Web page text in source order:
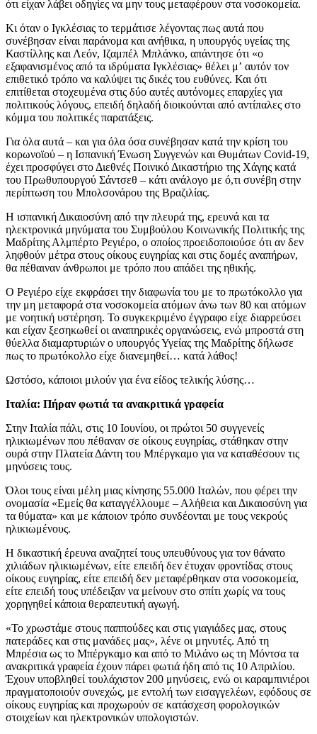
ότι είχαν λάβει οδηγίες να μην τους μεταφέρουν στα νοσοκομεία.
Κι όταν ο Ιγκλέσιας το τερμάτισε λέγοντας πως αυτά που
συνέβησαν είναι παράνομα και ανήθικα, η υπουργός υγείας της
Καστίλλης και Λεόν, Ιζαμπέλ Μπλάνκο, απάντησε ότι «ο
εξαφανισμένος από τα ιδρύματα Ιγκλέσιας» θέλει μ’ αυτόν τον
επιθετικό τρόπο να καλύψει τις δικές του ευθύνες. Και ότι
επιτίθεται στοχευμένα στις δύο αυτές αυτόνομες επαρχίες για
πολιτικούς λόγους, επειδή δηλαδή διοικούνται από αντίπαλες στο
κόμμα του πολιτικές παρατάξεις.
Για όλα αυτά – και για όλα όσα συνέβησαν κατά την κρίση του
κορωνοϊού – η Ισπανική Ένωση Συγγενών και Θυμάτων Covid-19,
έχει προσφύγει στο Διεθνές Ποινικό Δικαστήριο της Χάγης κατά
του Πρωθυπουργού Σάντσεθ – κάτι ανάλογο με ό,τι συνέβη στην
περίπτωση του Μπολσονάρου της Βραζιλίας.
Η ισπανική Δικαιοσύνη από την πλευρά της, ερευνά και τα
ηλεκτρονικά μηνύματα του Συμβούλου Κοινωνικής Πολιτικής της
Μαδρίτης Αλμπέρτο Ρεγιέρο, ο οποίος προειδοποιούσε ότι αν δεν
ληφθούν μέτρα στους οίκους ευγηρίας και στις δομές αναπήρων,
θα πέθαιναν άνθρωποι με τρόπο που απάδει της ηθικής.
Ο Ρεγιέρο είχε εκφράσει την διαφωνία του με το πρωτόκολλο για
την μη μεταφορά στα νοσοκομεία ατόμων άνω των 80 και ατόμων
με νοητική υστέρηση. Το συγκεκριμένο έγγραφο είχε διαρρεύσει
και είχαν ξεσηκωθεί οι αναπηρικές οργανώσεις, ενώ μπροστά στη
θύελλα διαμαρτυριών ο υπουργός Υγείας της Μαδρίτης δήλωσε
πως το πρωτόκολλο είχε διανεμηθεί… κατά λάθος!
Ωστόσο, κάποιοι μιλούν για ένα είδος τελικής λύσης…
Ιταλία: Πήραν φωτιά τα ανακριτικά γραφεία
Στην Ιταλία πάλι, στις 10 Ιουνίου, οι πρώτοι 50 συγγενείς
ηλικιωμένων που πέθαναν σε οίκους ευγηρίας, στάθηκαν στην
ουρά στην Πλατεία Δάντη του Μπέργκαμο για να καταθέσουν τις
μηνύσεις τους.
Όλοι τους είναι μέλη μιας κίνησης 55.000 Ιταλών, που φέρει την
ονομασία «Εμείς θα καταγγέλλουμε – Αλήθεια και Δικαιοσύνη για
τα θύματα» και με κάποιον τρόπο συνδέονται με τους νεκρούς
ηλικιωμένους.
Η δικαστική έρευνα αναζητεί τους υπευθύνους για τον θάνατο
χιλιάδων ηλικιωμένων, είτε επειδή δεν έτυχαν φροντίδας στους
οίκους ευγηρίας, είτε επειδή δεν μεταφέρθηκαν στα νοσοκομεία,
είτε επειδή τους υπέδειξαν να μείνουν στο σπίτι χωρίς να τους
χορηγηθεί κάποια θεραπευτική αγωγή.
«Το χρωστάμε στους παππούδες και στις γιαγιάδες μας, στους
πατεράδες και στις μανάδες μας», λένε οι μηνυτές. Από τη
Μπρέσια ως το Μπέργκαμο και από το Μιλάνο ως τη Μόντσα τα
ανακριτικά γραφεία έχουν πάρει φωτιά ήδη από τις 10 Απριλίου.
Έχουν υποβληθεί τουλάχιστον 200 μηνύσεις, ενώ οι καραμπινιέροι
πραγματοποιούν συνεχώς, με εντολή των εισαγγελέων, εφόδους σε
οίκους ευγηρίας και προχωρούν σε κατάσχεση φορολογικών
στοιχείων και ηλεκτρονικών υπολογιστών.